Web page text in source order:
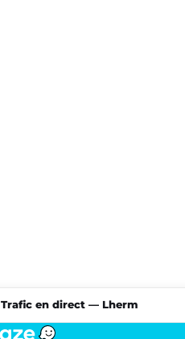
Trafic en direct — Lherm